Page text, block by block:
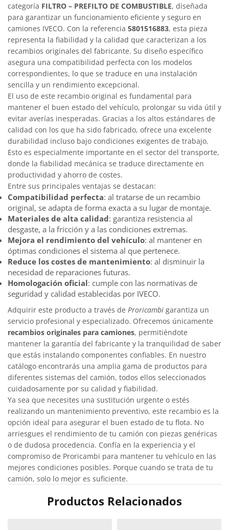
categoría FILTRO – PREFILTO DE COMBUSTIBLE, diseñada
para garantizar un funcionamiento eficiente y seguro en
camiones IVECO. Con la referencia 5801516883, esta pieza
representa la fiabilidad y la calidad que caracterizan a los
recambios originales del fabricante. Su diseño específico
asegura una compatibilidad perfecta con los modelos
correspondientes, lo que se traduce en una instalación
sencilla y un rendimiento excepcional.
El uso de este recambio original es fundamental para
mantener el buen estado del vehículo, prolongar su vida útil y
evitar averías inesperadas. Gracias a los altos estándares de
calidad con los que ha sido fabricado, ofrece una excelente
durabilidad incluso bajo condiciones exigentes de trabajo.
Esto es especialmente importante en el sector del transporte,
donde la fiabilidad mecánica se traduce directamente en
productividad y ahorro de costes.
Entre sus principales ventajas se destacan:
Compatibilidad perfecta: al tratarse de un recambio
original, se adapta de forma exacta a su lugar de montaje.
Materiales de alta calidad: garantiza resistencia al
desgaste, a la fricción y a las condiciones extremas.
Mejora el rendimiento del vehículo: al mantener en
óptimas condiciones el sistema al que pertenece.
Reduce los costes de mantenimiento: al disminuir la
necesidad de reparaciones futuras.
Homologación oficial: cumple con las normativas de
seguridad y calidad establecidas por IVECO.
Adquirir este producto a través de Proricambi garantiza un
servicio profesional y especializado. Ofrecemos únicamente
recambios originales para camiones, permitiéndote
mantener la garantía del fabricante y la tranquilidad de saber
que estás instalando componentes confiables. En nuestro
catálogo encontrarás una amplia gama de productos para
diferentes sistemas del camión, todos ellos seleccionados
cuidadosamente por su calidad y fiabilidad.
Ya sea que necesites una sustitución urgente o estés
realizando un mantenimiento preventivo, este recambio es la
opción ideal para asegurar el buen estado de tu flota. No
arriesgues el rendimiento de tu camión con piezas genéricas
o de dudosa procedencia. Confía en la experiencia y el
compromiso de Proricambi para mantener tu vehículo en las
mejores condiciones posibles. Porque cuando se trata de tu
camión, solo lo mejor es suficiente.
Productos Relacionados